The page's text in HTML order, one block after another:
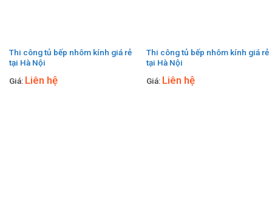
Thi công tủ bếp nhôm kính giá rẻ
tại Hà Nội
Giá: Liên hệ
Thi công tủ bếp nhôm kính giá rẻ
tại Hà Nội
Giá: Liên hệ